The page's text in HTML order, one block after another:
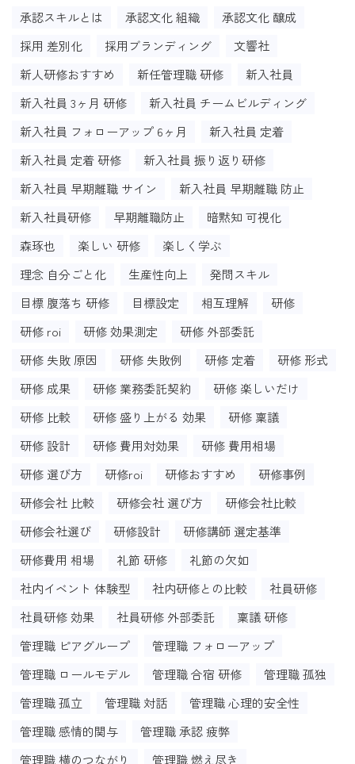
承認スキルとは
承認文化 組織
承認文化 醸成
採用 差別化
採用ブランディング
文響社
新人研修おすすめ
新任管理職 研修
新入社員
新入社員 3ヶ月 研修
新入社員 チームビルディング
新入社員 フォローアップ 6ヶ月
新入社員 定着
新入社員 定着 研修
新入社員 振り返り研修
新入社員 早期離職 サイン
新入社員 早期離職 防止
新入社員研修
早期離職防止
暗黙知 可視化
森琢也
楽しい 研修
楽しく学ぶ
理念 自分ごと化
生産性向上
発問スキル
目標 腹落ち 研修
目標設定 相互理解
研修
研修 roi
研修 効果測定
研修 外部委託
研修 失敗 原因
研修 失敗例 研修 定着
研修 形式
研修 成果
研修 業務委託契約
研修 楽しいだけ
研修 比較
研修 盛り上がる 効果
研修 稟議
研修 設計
研修 費用対効果
研修 費用相場
研修 選び方
研修roi 研修おすすめ
研修事例
研修会社 比較
研修会社 選び方
研修会社比較
研修会社選び
研修設計
研修講師 選定基準
研修費用 相場
礼節 研修
礼節の欠如
社内イベント 体験型
社内研修との比較
社員研修
社員研修 効果
社員研修 外部委託
稟議 研修
管理職 ピアグループ
管理職 フォローアップ
管理職 ロールモデル
管理職 合宿 研修
管理職 孤独
管理職 孤立
管理職 対話
管理職 心理的安全性
管理職 感情的関与
管理職 承認 疲弊
管理職 横のつながり
管理職 燃え尽き